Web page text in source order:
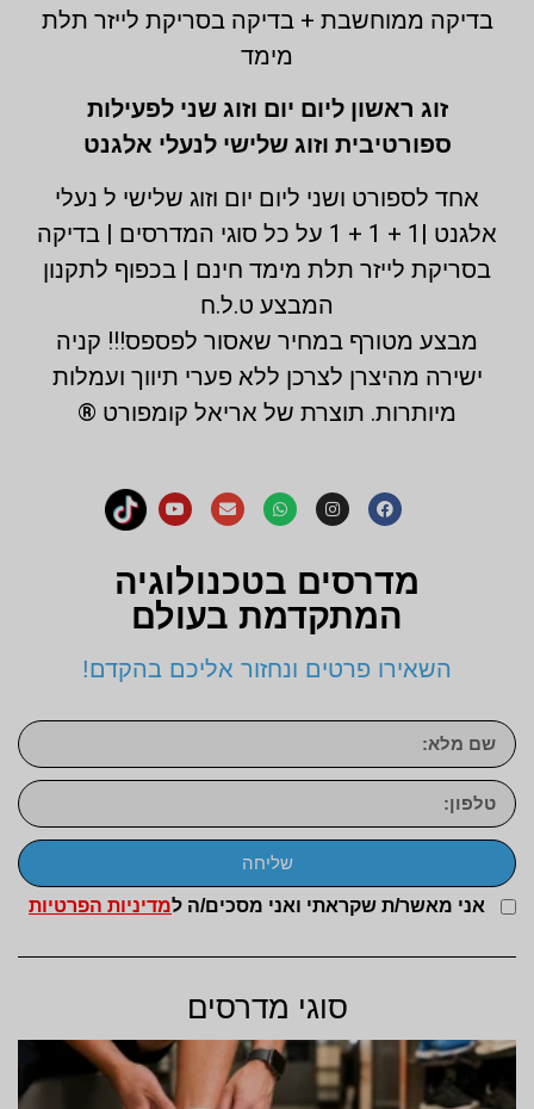
בדיקה ממוחשבת + בדיקה בסריקת לייזר תלת
מימד
זוג ראשון ליום יום וזוג שני לפעילות
ספורטיבית וזוג שלישי לנעלי אלגנט
אחד לספורט ושני ליום יום וזוג שלישי ל נעלי
אלגנט |1 + 1 + 1 על כל סוגי המדרסים | בדיקה
בסריקת לייזר תלת מימד חינם | בכפוף לתקנון
המבצע ט.ל.ח
מבצע מטורף במחיר שאסור לפספס!!! קניה
ישירה מהיצרן לצרכן ללא פערי תיווך ועמלות
מיותרות. תוצרת של אריאל קומפורט ®
מדרסים בטכנולוגיה
המתקדמת בעולם
השאירו פרטים ונחזור אליכם בהקדם!
אני מאשר/ת שקראתי ואני מסכים/ה למדיניות הפרטיות
שליחה
סוגי מדרסים